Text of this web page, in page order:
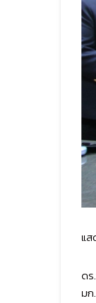
แ
ดร
มก